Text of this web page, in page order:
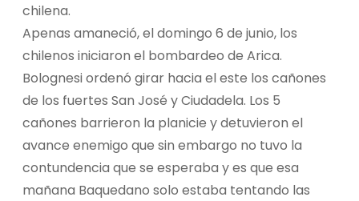
chilena.
Apenas amaneció, el domingo 6 de junio, los
chilenos iniciaron el bombardeo de Arica.
Bolognesi ordenó girar hacia el este los cañones
de los fuertes San José y Ciudadela. Los 5
cañones barrieron la planicie y detuvieron el
avance enemigo que sin embargo no tuvo la
contundencia que se esperaba y es que esa
mañana Baquedano solo estaba tentando las